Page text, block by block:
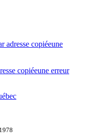
adresse copiéeune
copiéeune erreur